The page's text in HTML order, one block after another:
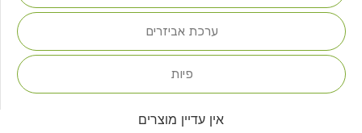
ערכת אביזרים
פיות
אין עדיין מוצרים